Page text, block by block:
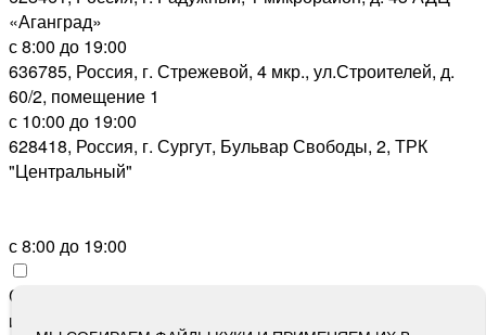
«Аганград»
с 8:00 до 19:00
636785, Россия, г. Стрежевой, 4 мкр., ул.Строителей, д.
60/2, помещение 1
с 10:00 до 19:00
628418, Россия, г. Сургут, Бульвар Свободы, 2, ТРК
"Центральный"
с 8:00 до 19:00
Сайт зарегистрирован Роскомнадзором как сетевое
издание «Метросеть» 13.12.2017, свидетельство о